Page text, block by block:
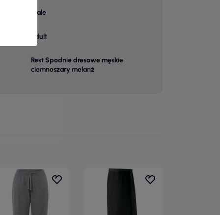
male
adult
Rest Spodnie dresowe męskie
ciemnoszary melanż